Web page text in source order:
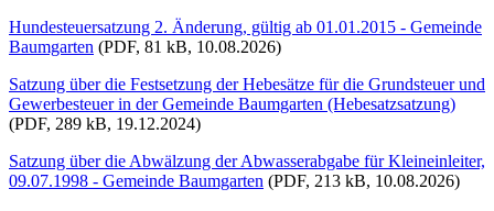
Hundesteuersatzung 2. Änderung, gültig ab 01.01.2015 - Gemeinde
Baumgarten (PDF, 81 kB, 10.08.2026)
Satzung über die Festsetzung der Hebesätze für die Grundsteuer und
Gewerbesteuer in der Gemeinde Baumgarten (Hebesatzsatzung)
(PDF, 289 kB, 19.12.2024)
Satzung über die Abwälzung der Abwasserabgabe für Kleineinleiter,
09.07.1998 - Gemeinde Baumgarten (PDF, 213 kB, 10.08.2026)